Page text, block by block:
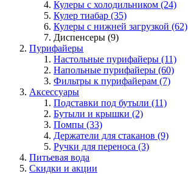
Кулеры с холодильником (24)
Кулер тиабар (35)
Кулеры с нижней загрузкой (62)
Диспенсеры (9)
Пурифайеры
Настольные пурифайеры (11)
Напольные пурифайеры (60)
Фильтры к пурифайерам (7)
Аксессуары
Подставки под бутыли (11)
Бутыли и крышки (2)
Помпы (33)
Держатели для стаканов (9)
Ручки для переноса (3)
Питьевая вода
Скидки и акции